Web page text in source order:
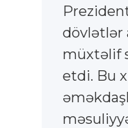
dövlətlər
müxtəlif
etdi. Bu